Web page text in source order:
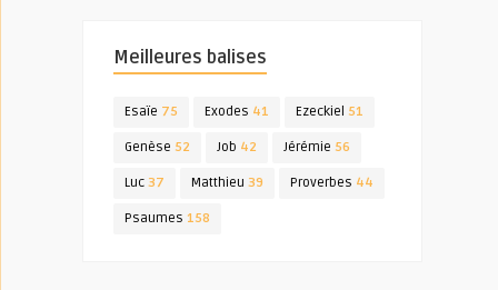
Meilleures balises
Esaïe 75 Exodes 41 Ezeckiel 51
Genèse 52 Job 42 Jérémie 56
Luc 37 Matthieu 39 Proverbes 44
Psaumes 158